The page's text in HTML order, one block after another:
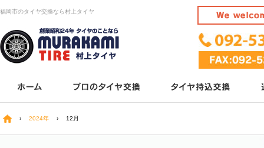
福岡市のタイヤ交換なら村上タイヤ
› 2024年 › 12月